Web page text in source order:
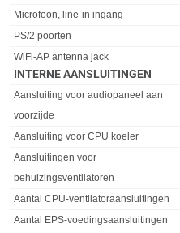
Microfoon, line-in ingang
PS/2 poorten
WiFi-AP antenna jack
INTERNE AANSLUITINGEN
Eigenschap Waarde
Aansluiting voor audiopaneel aan
voorzijde
Aansluiting voor CPU koeler
Aansluitingen voor
behuizingsventilatoren
Aantal CPU-ventilatoraansluitingen
Aantal EPS-voedingsaansluitingen